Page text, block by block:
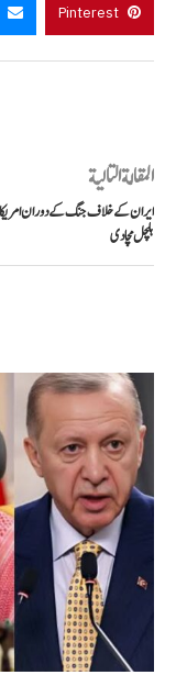
Pinterest
المقالة التالية
ہلچل مچا دی